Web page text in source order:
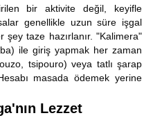
bir aktivite değil, keyifle
genellikle uzun süre işgal
şey taze hazırlanır. "Kalimera"
ile giriş yapmak her zaman
tsipouro) veya tatlı şarap
masada ödemek yerine
Lezzet